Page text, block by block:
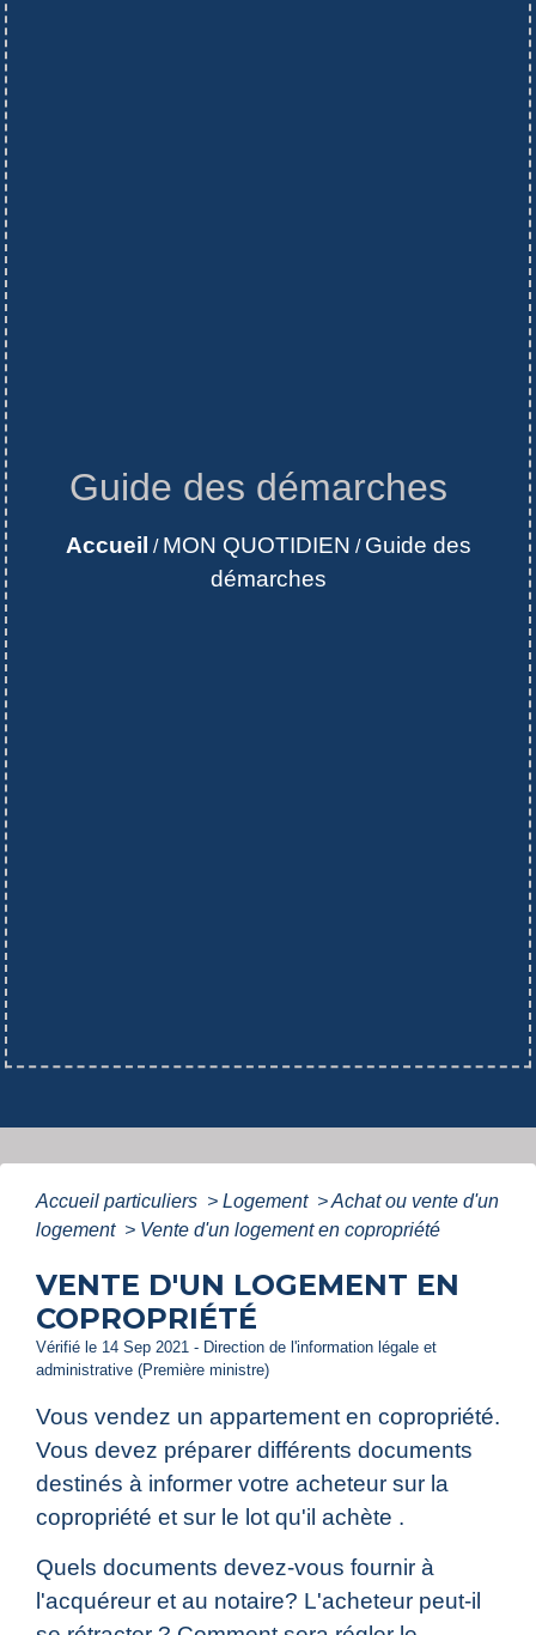
Guide des démarches
Accueil / MON QUOTIDIEN / Guide des
démarches
Accueil particuliers > Logement >Achat ou vente d'un
logement > Vente d'un logement en copropriété
VENTE D'UN LOGEMENT EN
COPROPRIÉTÉ
Vérifié le 14 Sep 2021 - Direction de l'information légale et
administrative (Première ministre)
Vous vendez un appartement en copropriété.
Vous devez préparer différents documents
destinés à informer votre acheteur sur la
copropriété et sur le lot qu'il achète .
Quels documents devez-vous fournir à
l'acquéreur et au notaire? L'acheteur peut-il